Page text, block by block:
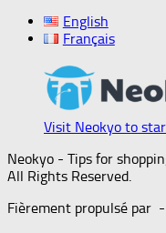
English
Français
Visit Neokyo to
Neokyo - Tips for
All Rights Reserved.
Fièrement propulsé par